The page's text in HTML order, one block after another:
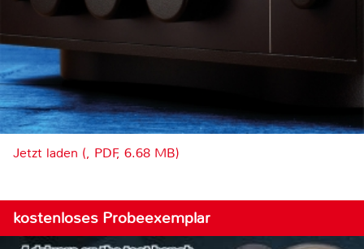
Jetzt laden (, PDF, 6.68 MB)
kostenloses Probeexemplar